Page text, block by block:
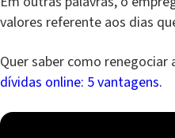
valores referente aos dias
Quer saber como
dívidas online: 5 vantagens.